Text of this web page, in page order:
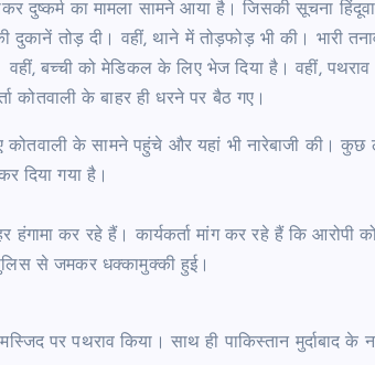
दुष्कर्म का मामला सामने आया है। जिसकी सूचना
तोड़ दी। वहीं, थाने में तोड़फोड़ भी की। भारी
बच्ची को मेडिकल के लिए भेज दिया है। वहीं,
कोतवाली के बाहर ही धरने पर बैठ गए।
के सामने पहुंचे और यहां भी नारेबाजी की। कुछ
दिया गया है।
कर रहे हैं। कार्यकर्ता मांग कर रहे हैं कि आरोपी
से जमकर धक्कामुक्की हुई।
पर पथराव किया। साथ ही पाकिस्तान मुर्दाबाद के